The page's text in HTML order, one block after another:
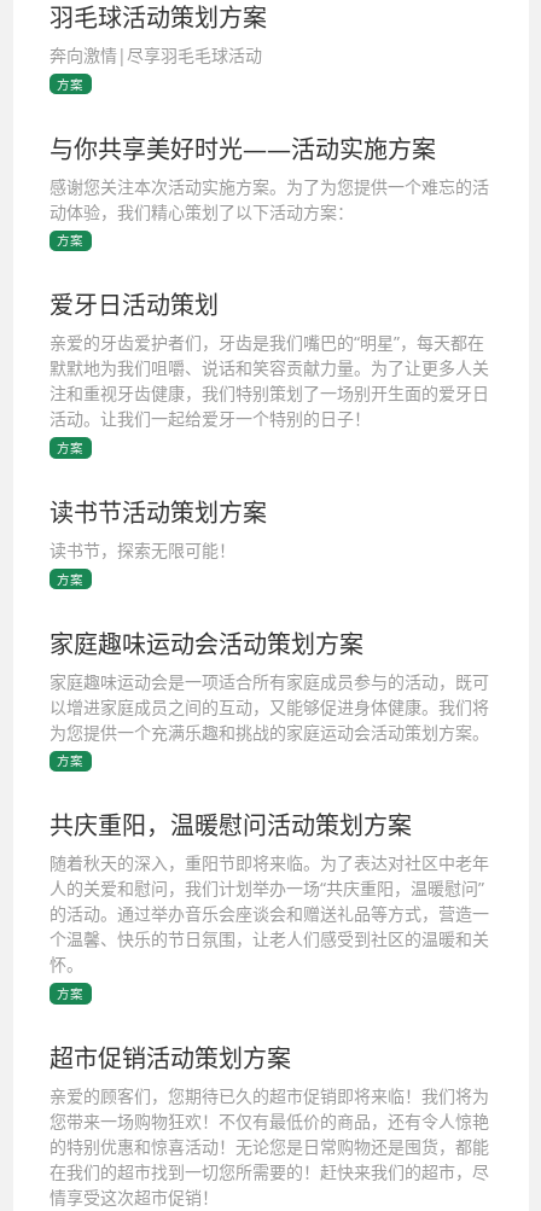
羽毛球活动策划方案
奔向激情|尽享羽毛毛球活动
方案
与你共享美好时光——活动实施方案
感谢您关注本次活动实施方案。为了为您提供一个难忘的活
动体验，我们精心策划了以下活动方案：
方案
爱牙日活动策划
亲爱的牙齿爱护者们，牙齿是我们嘴巴的“明星”，每天都在
默默地为我们咀嚼、说话和笑容贡献力量。为了让更多人关
注和重视牙齿健康，我们特别策划了一场别开生面的爱牙日
活动。让我们一起给爱牙一个特别的日子！
方案
读书节活动策划方案
读书节，探索无限可能！
方案
家庭趣味运动会活动策划方案
家庭趣味运动会是一项适合所有家庭成员参与的活动，既可
以增进家庭成员之间的互动，又能够促进身体健康。我们将
为您提供一个充满乐趣和挑战的家庭运动会活动策划方案。
方案
共庆重阳，温暖慰问活动策划方案
随着秋天的深入，重阳节即将来临。为了表达对社区中老年
人的关爱和慰问，我们计划举办一场“共庆重阳，温暖慰问”
的活动。通过举办音乐会座谈会和赠送礼品等方式，营造一
个温馨、快乐的节日氛围，让老人们感受到社区的温暖和关
怀。
方案
超市促销活动策划方案
亲爱的顾客们，您期待已久的超市促销即将来临！我们将为
您带来一场购物狂欢！不仅有最低价的商品，还有令人惊艳
的特别优惠和惊喜活动！无论您是日常购物还是囤货，都能
在我们的超市找到一切您所需要的！赶快来我们的超市，尽
情享受这次超市促销！